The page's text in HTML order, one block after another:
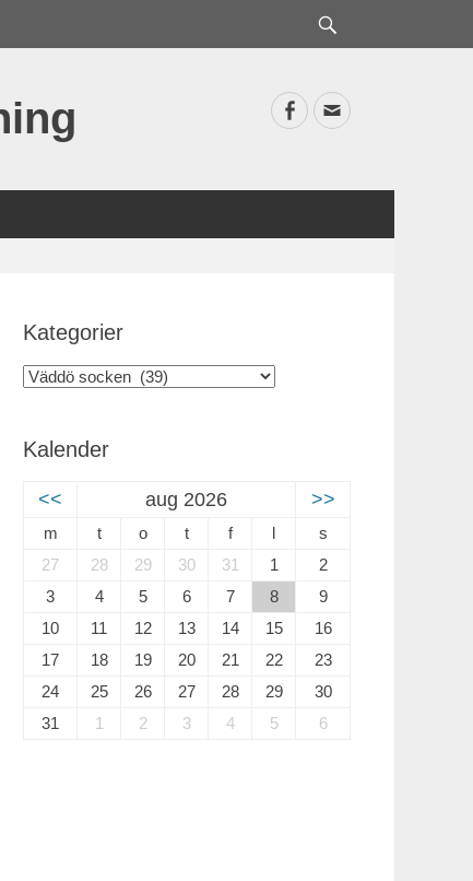
Facebook
E-
Kategorier
Kategorier
Kalender
<< aug 2026 >>
m t o t f l
s
27
28 29 30 31 1
2
3
4 5 6 7 8
9
10
11 12 13 14 15
16
17
18 19 20 21 22
23
24
25 26 27 28 29
30
31
1 2 3 4 5 6